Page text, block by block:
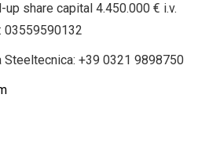
share capital 4.450.000 € i.v.
03559590132
Steeltecnica: +39 0321 9898750